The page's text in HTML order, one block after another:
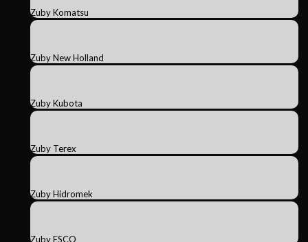
Zuby Komatsu
Zuby New Holland
Zuby Kubota
Zuby Terex
Zuby Hidromek
Zuby ESCO